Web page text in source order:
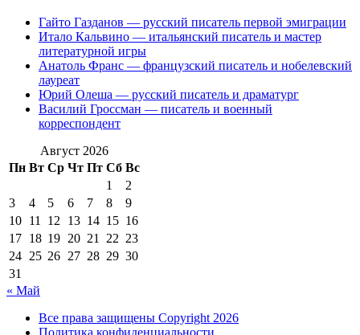
Гайто Газданов — русский писатель первой эмиграции
Итало Кальвино — итальянский писатель и мастер
литературной игры
Анатоль Франс — французский писатель и нобелевский
лауреат
Юрий Олеша — русский писатель и драматург
Василий Гроссман — писатель и военный
корреспондент
Август 2026
Пн Вт Ср Чт Пт Сб Вс
1
2
3
4 5 6 7 8
9
10 11 12 13 14 15 16
17 18 19 20 21 22 23
24 25 26 27 28 29 30
31
« Май
Все права защищены Copyright 2026